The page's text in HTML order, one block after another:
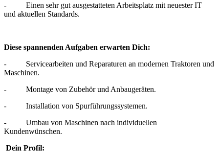
- Einen sehr gut ausgestatteten Arbeitsplatz mit neuester IT
und aktuellen Standards.
Diese spannenden Aufgaben erwarten Dich:
- Servicearbeiten und Reparaturen an modernen Traktoren und
Maschinen.
- Montage von Zubehör und Anbaugeräten.
- Installation von Spurführungssystemen.
- Umbau von Maschinen nach individuellen
Kundenwünschen.
Dein Profil: